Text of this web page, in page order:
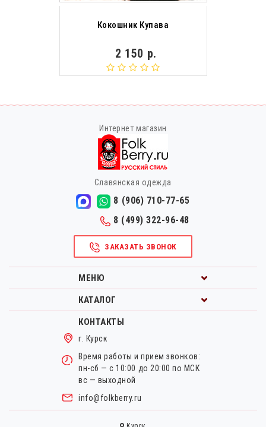
Кокошник Купава
2 150 р.
Интернет магазин
Славянская одежда
8 (906) 710-77-65
8 (499) 322-96-48
ЗАКАЗАТЬ ЗВОНОК
МЕНЮ
КАТАЛОГ
КОНТАКТЫ
г. Курск
Время работы и прием звонков:
пн-сб — с 10:00 до 20:00 по МСК
вс — выходной
info@folkberry.ru